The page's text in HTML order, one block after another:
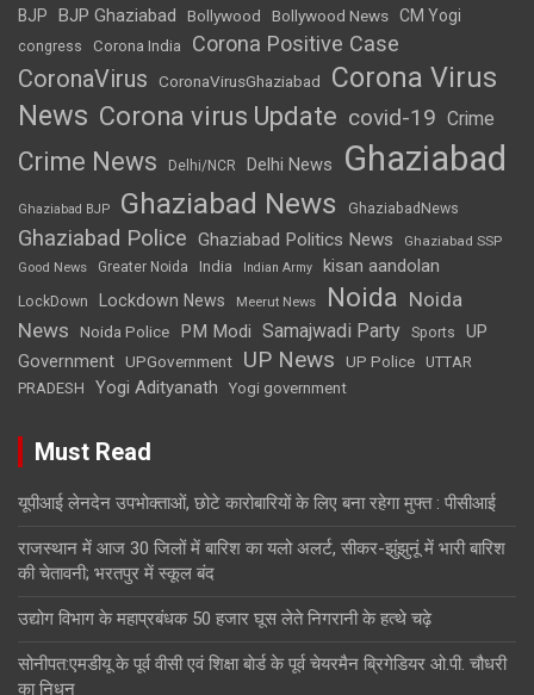
BJP BJP Ghaziabad Bollywood Bollywood News CM Yogi
congress Corona India Corona Positive Case
CoronaVirus CoronaVirusGhaziabad
Corona Virus
News Corona virus Update covid-19 Crime
Crime News Delhi/NCR Delhi News Ghaziabad
Ghaziabad BJP Ghaziabad News GhaziabadNews
Ghaziabad Police Ghaziabad Politics News Ghaziabad SSP
Good News Greater Noida India Indian Army kisan aandolan
LockDown Lockdown News Meerut News Noida Noida
News
Noida Police PM Modi Samajwadi Party Sports
UP
Government UPGovernment UP News UP Police
UTTAR
PRADESH
Yogi Adityanath Yogi government
Must Read
यूपीआई लेनदेन उपभोक्ताओं, छोटे कारोबारियों के लिए बना रहेगा मुफ्त : पीसीआई
राजस्थान में आज 30 जिलों में बारिश का यलो अलर्ट, सीकर-झुंझुनूं में भारी बारिश
की चेतावनी; भरतपुर में स्कूल बंद
उद्योग विभाग के महाप्रबंधक 50 हजार घूस लेते निगरानी के हत्थे चढ़े
सोनीपत:एमडीयू के पूर्व वीसी एवं शिक्षा बाेर्ड के पूर्व चेयरमैन ब्रिगेडियर ओ.पी. चौधरी
का निधन